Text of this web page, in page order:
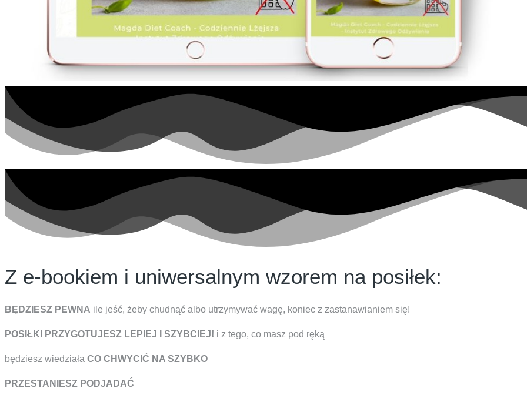
Z e-bookiem i uniwersalnym wzorem na posiłek:
BĘDZIESZ PEWNA ile jeść, żeby chudnąć albo utrzymywać wagę, koniec z zastanawianiem się!
POSIŁKI PRZYGOTUJESZ LEPIEJ I SZYBCIEJ! i z tego, co masz pod ręką
będziesz wiedziała CO CHWYCIĆ NA SZYBKO
PRZESTANIESZ PODJADAĆ